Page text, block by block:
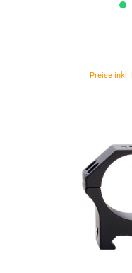
Preise inkl.